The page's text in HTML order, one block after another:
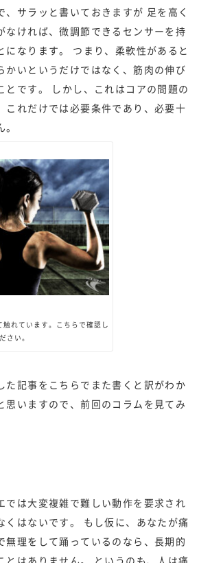
、サラッと書いておきますが 足を高く
なければ、微調節できるセンサーを持
になります。 つまり、柔軟性があると
かいというだけではなく、筋肉の伸び
とです。 しかし、これはコアの問題の
これだけでは必要条件であり、必要十
れています。こちらで確認し
さい。
た記事をこちらでまた書くと訳がわか
思いますので、前回のコラムを見てみ
では大変複雑で難しい動作を要求され
くはないです。 もし仮に、あなたが痛
無理をして踊っているのなら、長期的
とはありません。 というのも、人は痛